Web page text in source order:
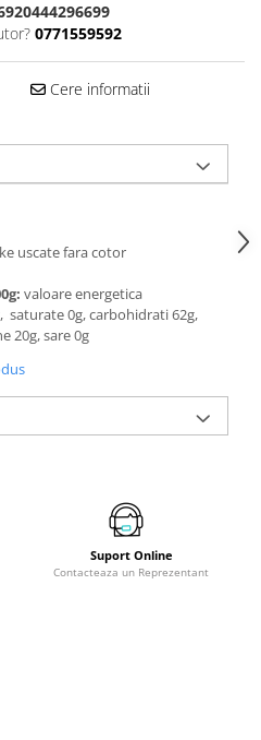
0771559592
Cere informatii
uscate fara cotor
valoare energetica
saturate 0g, carbohidrati 62g,
20g, sare 0g
Suport Online
Contacteaza un Reprezentant